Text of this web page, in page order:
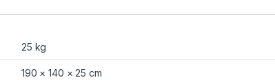
25 kg
190 × 140 × 25 cm